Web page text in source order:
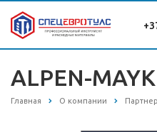
ALPEN-
Главная О компании